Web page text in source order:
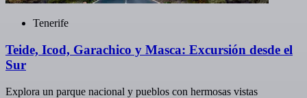
Tenerife
Teide, Icod, Garachico y Masca: Excursión desde el
Sur
Explora un parque nacional y pueblos con hermosas vistas